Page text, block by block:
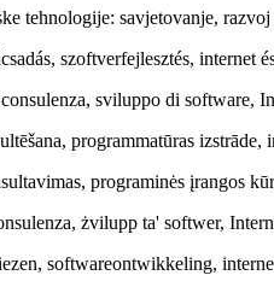
tehnologije: savjetovanje,
szoftverfejlesztés, internet
sviluppo di software,
programmatūras izstrāde,
programinės įrangos
żvilupp ta' softwer,
softwareontwikkeling,